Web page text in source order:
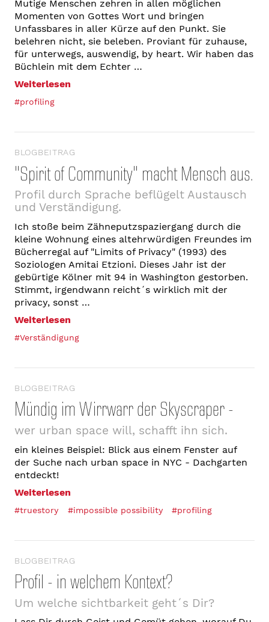
Mutige Menschen zehren in allen möglichen
Momenten von Gottes Wort und bringen
Unfassbares in aller Kürze auf den Punkt. Sie
belehren nicht, sie beleben. Proviant für zuhause,
für unterwegs, auswendig, by heart. Wir haben das
Büchlein mit dem Echter …
Weiterlesen
#profiling
BLOGBEITRAG
"Spirit of Community" macht Mensch aus.
Profil durch Sprache beflügelt Austausch
und Verständigung.
Ich stoße beim Zähneputzspaziergang durch die
kleine Wohnung eines altehrwürdigen Freundes im
Bücherregal auf "Limits of Privacy" (1993) des
Soziologen Amitai Etzioni. Dieses Jahr ist der
gebürtige Kölner mit 94 in Washington gestorben.
Stimmt, irgendwann reicht´s wirklich mit der
privacy, sonst …
Weiterlesen
#Verständigung
BLOGBEITRAG
Mündig im Wirrwarr der Skyscraper -
wer urban space will, schafft ihn sich.
ein kleines Beispiel: Blick aus einem Fenster auf
der Suche nach urban space in NYC - Dachgarten
entdeckt!
Weiterlesen
#truestory #impossible possibility #profiling
BLOGBEITRAG
Profil - in welchem Kontext?
Um welche sichtbarkeit geht´s Dir?